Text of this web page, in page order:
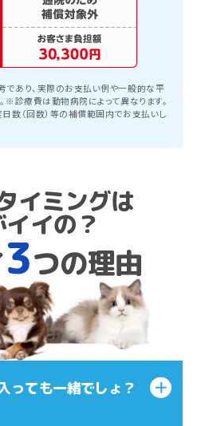
あり、実際のお支払い例や一般的な平
※診療費は動物病院によって異なります。
数（回数）等の補償範囲内でお支払いし
イミングは
イの？
3つの理由
っても一緒でしょ？